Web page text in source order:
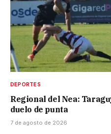
DEPORTES
Regional del Nea:
duelo de punta
7 de agosto de 2026